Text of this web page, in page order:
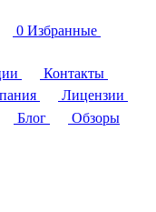
0 Избранные
Контакты
Лицензии
Блог Обзоры